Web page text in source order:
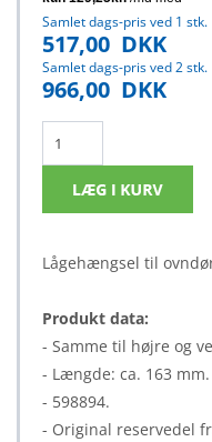
Samlet dags-pris ved 1 stk.
517,00 DKK
Samlet dags-pris ved 2 stk.
966,00 DKK
Lågehængsel til
Produkt data:
- Samme til højre og
- Længde: ca. 163 mm.
- 598894.
- Original reservedel